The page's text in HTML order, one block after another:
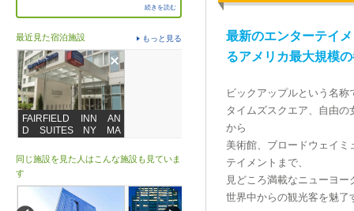
続きを読む
最近見た宿泊施設 もっと見る
FAIRFIELD INN AN
D SUITES NY MA
NUE
同じ施設を見た人はこんな施設も見ていま
す
最新のエンターテイ
るアメリカ最大規模
ビックアップルという名称
タイムズスクエア、自由
から
美術館、ブロードウェイ
テイメントまで、
見どころ満載なニューヨ
世界中からの観光客を魅了